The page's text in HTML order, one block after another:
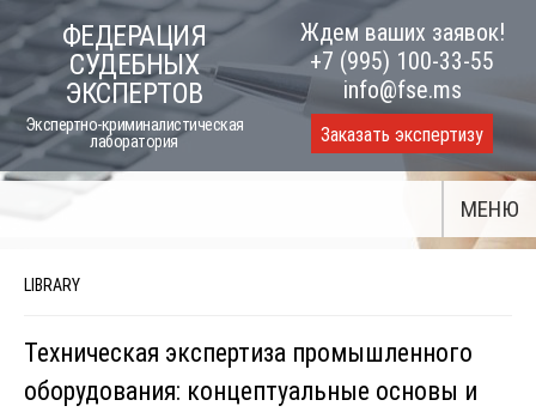
to
content
ФЕДЕРАЦИЯ
СУДЕБНЫХ
ЭКСПЕРТОВ
Экспертно-криминалистическая
лаборатория
Ждем ваших заявок!
+7 (995) 100-33-55
info@fse.ms
Заказать экспертизу
МЕНЮ
LIBRARY
Техническая экспертиза промышленного
оборудования: концептуальные основы и